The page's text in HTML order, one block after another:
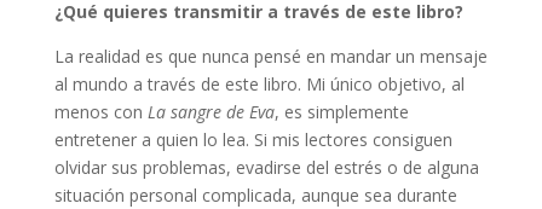
¿Qué quieres transmitir a través de este libro?
La realidad es que nunca pensé en mandar un mensaje
al mundo a través de este libro. Mi único objetivo, al
menos con La sangre de Eva, es simplemente
entretener a quien lo lea. Si mis lectores consiguen
olvidar sus problemas, evadirse del estrés o de alguna
situación personal complicada, aunque sea durante